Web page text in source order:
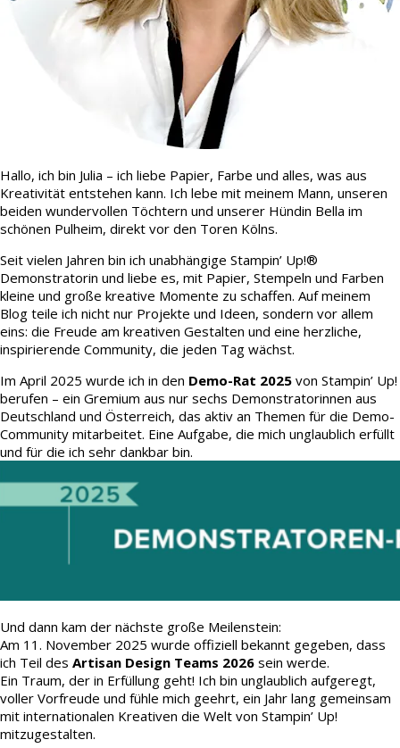
Hallo, ich bin Julia – ich liebe Papier, Farbe und alles, was aus
Kreativität entstehen kann. Ich lebe mit meinem Mann, unseren
beiden wundervollen Töchtern und unserer Hündin Bella im
schönen Pulheim, direkt vor den Toren Kölns.
Seit vielen Jahren bin ich unabhängige Stampin’ Up!®
Demonstratorin und liebe es, mit Papier, Stempeln und Farben
kleine und große kreative Momente zu schaffen. Auf meinem
Blog teile ich nicht nur Projekte und Ideen, sondern vor allem
eins: die Freude am kreativen Gestalten und eine herzliche,
inspirierende Community, die jeden Tag wächst.
Im April 2025 wurde ich in den Demo-Rat 2025 von Stampin’ Up!
berufen – ein Gremium aus nur sechs Demonstratorinnen aus
Deutschland und Österreich, das aktiv an Themen für die Demo-
Community mitarbeitet. Eine Aufgabe, die mich unglaublich erfüllt
und für die ich sehr dankbar bin.
Und dann kam der nächste große Meilenstein:
Am 11. November 2025 wurde offiziell bekannt gegeben, dass
ich Teil des Artisan Design Teams 2026 sein werde.
Ein Traum, der in Erfüllung geht! Ich bin unglaublich aufgeregt,
voller Vorfreude und fühle mich geehrt, ein Jahr lang gemeinsam
mit internationalen Kreativen die Welt von Stampin’ Up!
mitzugestalten.